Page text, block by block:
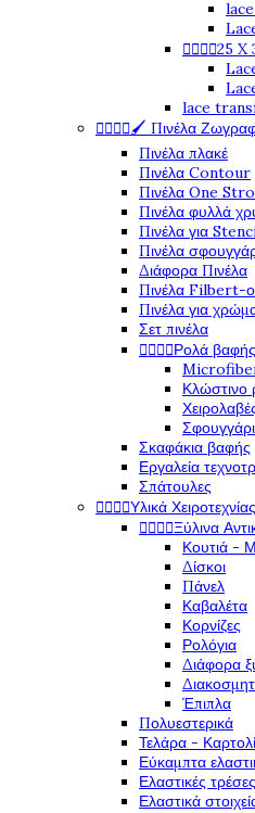
25 X
lace
🖌️ Πινέλα
Πινέλα πλακέ
Πινέλα Contour
Πινέλα One
Πινέλα φυλλά
Πινέλα για
Πινέλα
Διάφορα Πινέλα
Πινέλα Filbert-
Πινέλα για
Σετ πινέλα
Ρολά
Microfiber
Κλώστινο
Σκαφάκια βαφής
Εργαλεία
Σπάτουλες
Υλικά
Ξύλινα
Κουτιά -
Δίσκοι
Πάνελ
Καβαλέτα
Κορνίζες
Ρολόγια
Διάφορα
Έπιπλα
Πολυεστερικά
Τελάρα -
Εύκαμπτα
Ελαστικές τρέσες
Ελαστικά